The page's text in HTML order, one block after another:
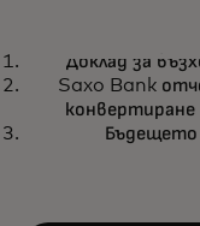
Доклад за
банкиране
Получете
Доклад за
Saxo Bank
Бъдещето